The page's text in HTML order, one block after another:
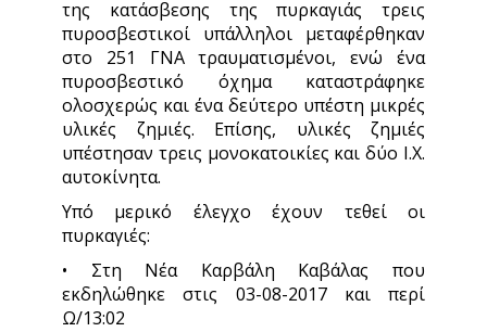
της κατάσβεσης της πυρκαγιάς τρεις
πυροσβεστικοί υπάλληλοι μεταφέρθηκαν
στο 251 ΓΝΑ τραυματισμένοι, ενώ ένα
πυροσβεστικό όχημα καταστράφηκε
ολοσχερώς και ένα δεύτερο υπέστη μικρές
υλικές ζημιές. Επίσης, υλικές ζημιές
υπέστησαν τρεις μονοκατοικίες και δύο Ι.Χ.
αυτοκίνητα.
Υπό μερικό έλεγχο έχουν τεθεί οι
πυρκαγιές:
• Στη Νέα Καρβάλη Καβάλας που
εκδηλώθηκε στις 03-08-2017 και περί
Ω/13:02